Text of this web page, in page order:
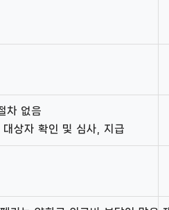
차 없음
상자 확인 및 심사, 지급